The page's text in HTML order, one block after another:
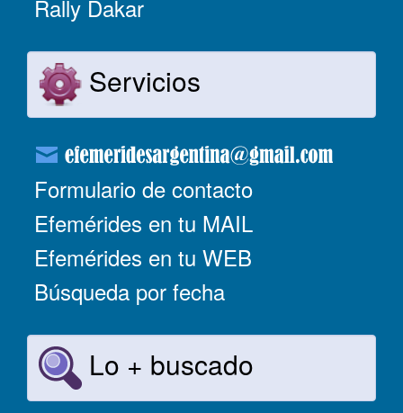
Rally Dakar
Servicios
Formulario de contacto
Efemérides en tu MAIL
Efemérides en tu WEB
Búsqueda por fecha
Lo + buscado